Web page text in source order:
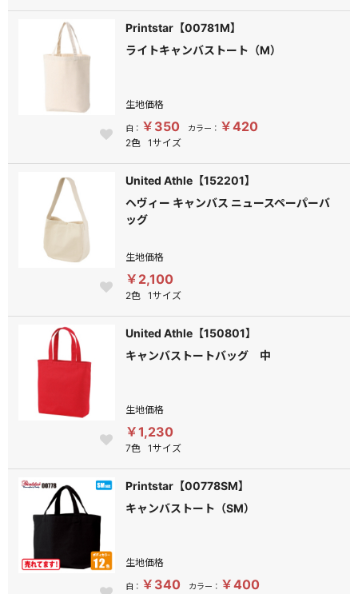
Printstar【00781M】
ライトキャンバストート（M）
生地価格
白： ￥350 カラー： ￥420
2色 1サイズ
United Athle【152201】
ヘヴィー キャンバス ニュースペーパーバ
ッグ
生地価格
￥2,100
2色 1サイズ
United Athle【150801】
キャンバストートバッグ 中
生地価格
￥1,230
7色 1サイズ
Printstar【00778SM】
キャンバストート（SM）
生地価格
白： ￥340 カラー： ￥400